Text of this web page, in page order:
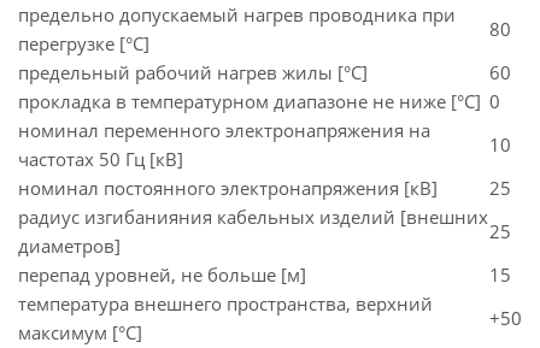
предельно допускаемый нагрев проводника при
перегрузке [°С]
80
предельный рабочий нагрев жилы [°С]
60
прокладка в температурном диапазоне не ниже [°C] 0
номинал переменного электронапряжения на
частотах 50 Гц [кВ]
10
номинал постоянного электронапряжения [кВ]
25
радиус изгибанияния кабельных изделий [внешних
диаметров]
25
перепад уровней, не больше [м]
15
температура внешнего пространства, верхний
максимум [°C]
+50